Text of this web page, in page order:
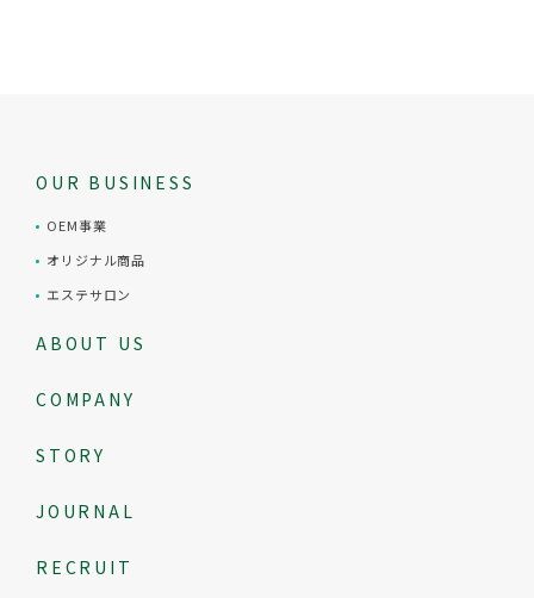
OUR BUSINESS
OEM事業
オリジナル商品
エステサロン
ABOUT US
COMPANY
STORY
JOURNAL
RECRUIT